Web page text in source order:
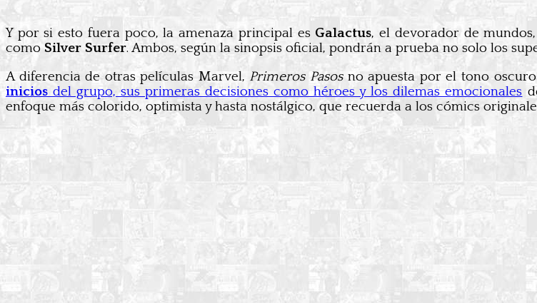
Y por si esto fuera poco, la amenaza principal es Galactus, el devorador de
como Silver Surfer. Ambos, según la sinopsis oficial, pondrán a prueba no solo los
A diferencia de otras películas Marvel, Primeros Pasosno apuesta por el tono
inicios del grupo, sus primeras decisiones como héroes y los dilemas emocionales
enfoque más colorido, optimista y hasta nostálgico, que recuerda a los cómics